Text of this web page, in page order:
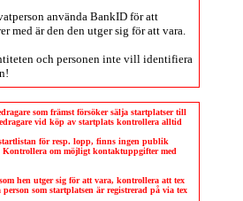
använda BankID för att
med är den den utger sig för att vara.
och personen inte vill identifiera
som främst försöker sälja startplatser till
vid köp av startplats kontrollera alltid
för resp. lopp, finns ingen publik
om möjligt kontaktuppgifter med
hen utger sig för att vara, kontrollera att tex
som startplatsen är registrerad på via tex